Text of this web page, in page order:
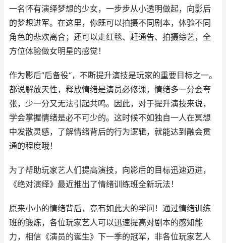
一名怀有演绎梦想的少女，一步步从小透明做起，向影后
的梦想进军。在这里，你既可以拍摄不同剧本，体验不同
角色的悲欢离合；还可以走红毯、赶通告、拍摄综艺，全
方位体验做女明星的感觉！
作为影后”后备役“，不断提升演技是玩家的重要目标之一。
都说解放天性，释放情绪是演员必修课，情绪多一分会夸
张，少一分又无法引起共鸣。因此，对于提升演技来说，
学会掌握情绪是必不可少的。这时候不如独自一人在冥想
中发散灵感，了解情绪背后的行为逻辑，就能达到融会贯
通的程度哦！
为了帮助玩家艺人们提高演技，向影后的目标迅速迈进，
《绝对演绎》最近推出了情绪训练班全新玩法！
原来小小的情绪背后，竟有如此大的学问！通过情绪训练
班的锻炼，各位玩家艺人可以迅速提高对剧本的感知能
力，相信《演员的诞生》下一季的冠军，非各位玩家艺人